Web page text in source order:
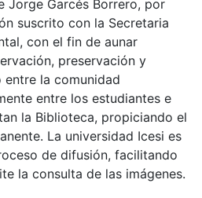
Jorge Garcés Borrero, por
suscrito con la Secretaria
con el fin de aunar
preservación y
la comunidad
entre los estudiantes e
la Biblioteca, propiciando el
La universidad Icesi es
de difusión, facilitando
la consulta de las imágenes.